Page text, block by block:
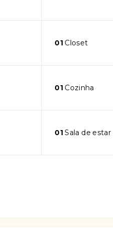
01Closet
01Cozinha
01Sala de estar